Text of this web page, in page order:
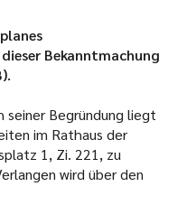
Bekanntmachung
seiner Begründung liegt
im Rathaus der
1, Zi. 221, zu
wird über den